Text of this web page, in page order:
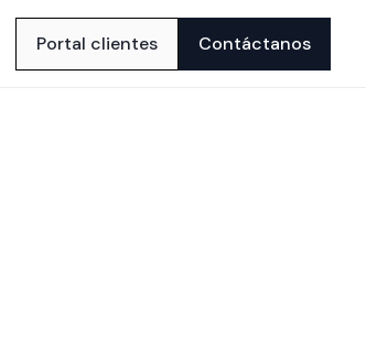
Portal clientes Contáctanos